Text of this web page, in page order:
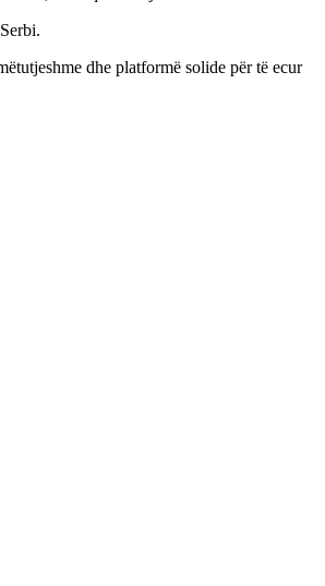
dhe platformë solide për të ecur